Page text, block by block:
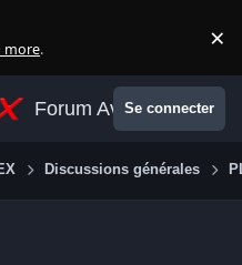
more. ×
Forum AvexSe connecter
Discussions générales